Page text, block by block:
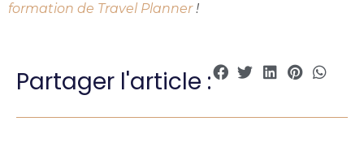
formation de Travel Planner!
Partager l'article :